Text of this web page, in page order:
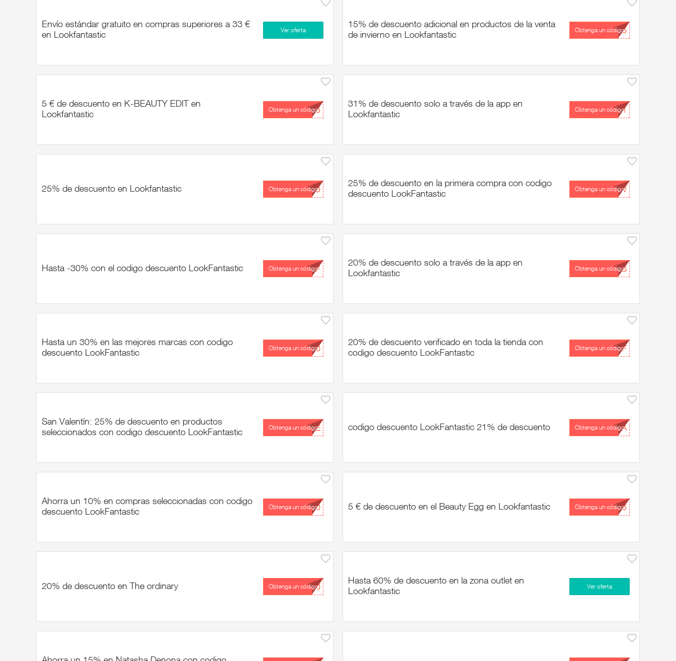
Envío estándar gratuito en compras superiores a 33 €
en Lookfantastic
Ver oferta
15% de descuento adicional en productos de la venta
de invierno en Lookfantastic
...15
Obtenga un código
5 € de descuento en K-BEAUTY EDIT en
Lookfantastic
...Y5
Obtenga un código
31% de descuento solo a través de la app en
Lookfantastic
...31
Obtenga un código
25% de descuento en Lookfantastic ...GO
Obtenga un código
25% de descuento en la primera compra con codigo
descuento LookFantastic
...EW
Obtenga un código
Hasta -30% con el codigo descuento LookFantastic ...LF
Obtenga un código
20% de descuento solo a través de la app en
Lookfantastic
...ES
Obtenga un código
Hasta un 30% en las mejores marcas con codigo
descuento LookFantastic
...30
Obtenga un código
20% de descuento verificado en toda la tienda con
codigo descuento LookFantastic
...LF
Obtenga un código
San Valentín: 25% de descuento en productos
seleccionados con codigo descuento LookFantastic
...NE
Obtenga un código codigo descuento LookFantastic 21% de descuento ...VA
Obtenga un código
Ahorra un 10% en compras seleccionadas con codigo
descuento LookFantastic
...10
Obtenga un código 5 € de descuento en el Beauty Egg en Lookfantastic ...G5
Obtenga un código
20% de descuento en The ordinary ...20
Obtenga un código
Hasta 60% de descuento en la zona outlet en
Lookfantastic
Ver oferta